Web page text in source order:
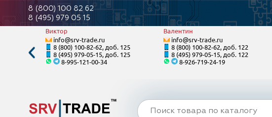
8 (800) 100 82 62
8 (495) 979 05 15
Виктор
info@srv-trade.ru
8 (800) 100-82-62, доб. 125
8 (495) 979-05-15, доб. 125
8-995-121-00-34
Валентин
info@srv-trade.ru
8 (800) 100-82-62, доб. 122
8 (495) 979-05-15, доб. 122
8-926-719-24-19